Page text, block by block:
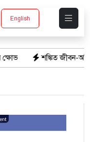
English
জীবন-অনিরাপদ ব্যবসা